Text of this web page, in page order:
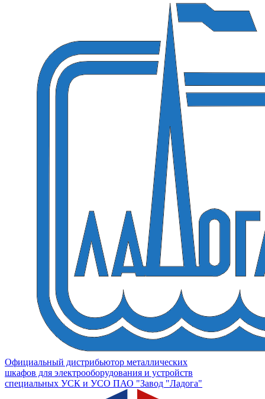
Официальный дистрибьютор металлических
шкафов для электрооборудования и устройств
специальных УСК и УСО ПАО "Завод "Ладога"